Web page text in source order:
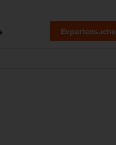
Expertensuche